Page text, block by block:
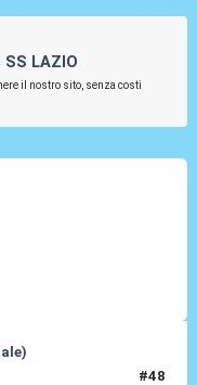
LAZIO
il nostro sito, senza costi
#48